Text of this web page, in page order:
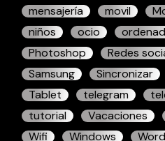
mensajería
movil
niños
ocio
Photoshop
Redes
Samsung
Sincronizar
Tablet
telegram
tutorial
Vacaciones
Wifi
Windows Word